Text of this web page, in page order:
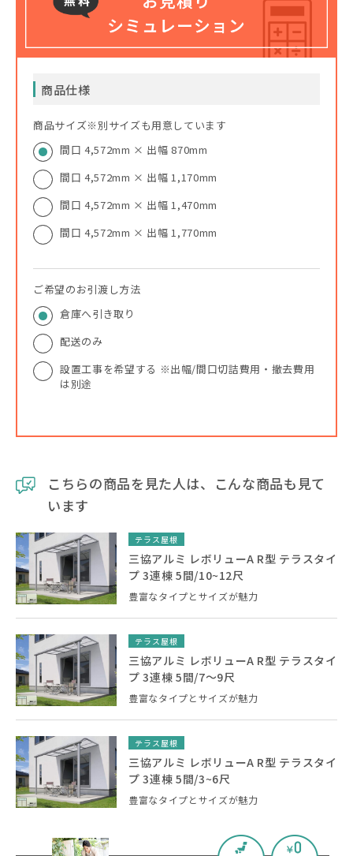
商品仕様
商品サイズ※別サイズも用意しています
間口 4,572mm × 出幅 870mm
間口 4,572mm × 出幅 1,170mm
間口 4,572mm × 出幅 1,470mm
間口 4,572mm × 出幅 1,770mm
ご希望のお引渡し方法
倉庫へ引き取り
配送のみ
設置工事を希望する ※出幅/間口切詰費用・撤去費用
は別途
こちらの商品を見た人は、こんな商品も見て
います
テラス屋根
三協アルミ レボリューA R型 テラスタイ
プ 3連棟 5間/10~12尺
豊富なタイプとサイズが魅力
テラス屋根
三協アルミ レボリューA R型 テラスタイ
プ 3連棟 5間/7～9尺
豊富なタイプとサイズが魅力
テラス屋根
三協アルミ レボリューA R型 テラスタイ
プ 3連棟 5間/3~6尺
豊富なタイプとサイズが魅力